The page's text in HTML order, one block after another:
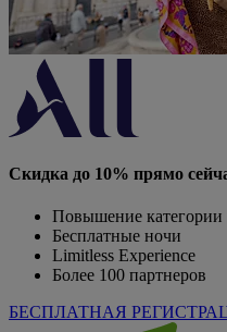
Скидка до 10% прямо
Повышение категории
Бесплатные ночи
Limitless Experience
Более 100 партнеров
БЕСПЛАТНАЯ